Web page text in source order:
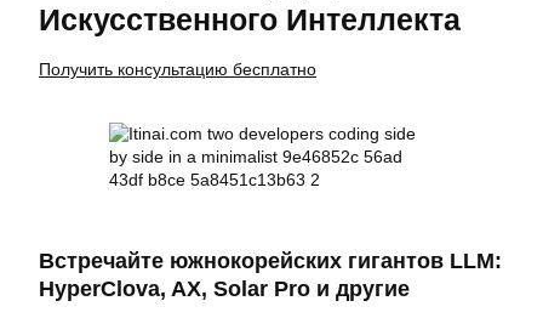
Искусственного Интеллекта
Получить консультацию бесплатно
Встречайте южнокорейских гигантов LLM:
HyperClova, AX, Solar Pro и другие